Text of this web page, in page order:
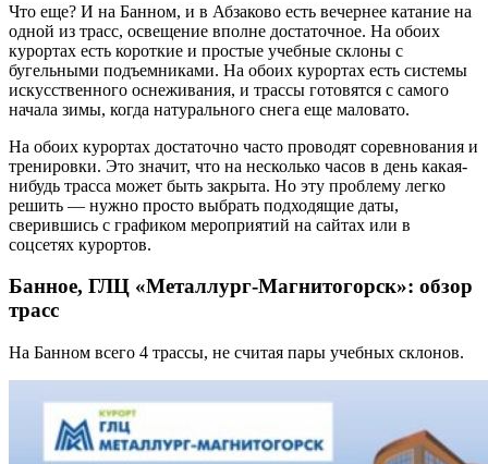
Что еще? И на Банном, и в Абзаково есть вечернее катание на
одной из трасс, освещение вполне достаточное. На обоих
курортах есть короткие и простые учебные склоны с
бугельными подъемниками. На обоих курортах есть системы
искусственного оснеживания, и трассы готовятся с самого
начала зимы, когда натурального снега еще маловато.
На обоих курортах достаточно часто проводят соревнования и
тренировки. Это значит, что на несколько часов в день какая-
нибудь трасса может быть закрыта. Но эту проблему легко
решить — нужно просто выбрать подходящие даты,
сверившись с графиком мероприятий на сайтах или в
соцсетях курортов.
Банное, ГЛЦ «Металлург-Магнитогорск»: обзор
трасс
На Банном всего 4 трассы, не считая пары учебных склонов.